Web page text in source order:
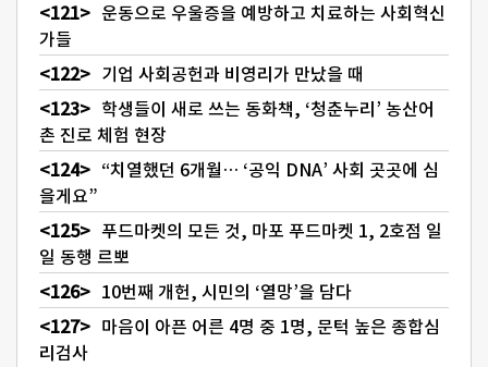
운동으로 우울증을 예방하고 치료하는 사회혁신
가들
기업 사회공헌과 비영리가 만났을 때
학생들이 새로 쓰는 동화책, ‘청춘누리’ 농산어
촌 진로 체험 현장
“치열했던 6개월… ‘공익 DNA’ 사회 곳곳에 심
을게요”
푸드마켓의 모든 것, 마포 푸드마켓 1, 2호점 일
일 동행 르뽀
10번째 개헌, 시민의 ‘열망’을 담다
마음이 아픈 어른 4명 중 1명, 문턱 높은 종합심
리검사